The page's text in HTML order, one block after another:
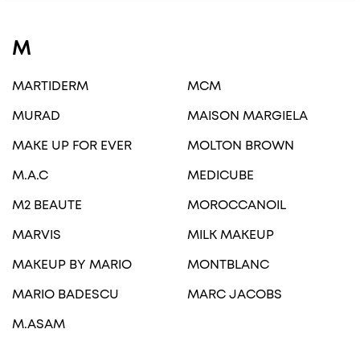
M
MARTIDERM
MCM
MURAD
MAISON MARGIELA
MAKE UP FOR EVER
MOLTON BROWN
M.A.C
MEDICUBE
M2 BEAUTE
MOROCCANOIL
MARVIS
MILK MAKEUP
MAKEUP BY MARIO
MONTBLANC
MARIO BADESCU
MARC JACOBS
M.ASAM